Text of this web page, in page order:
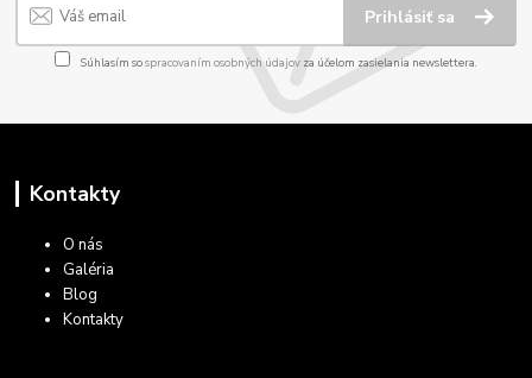
Prihlásiť sa
Súhlasím sospracovaním osobných údajov za účelom zasielania newslettera.
Kontakty
O nás
Galéria
Blog
Kontakty